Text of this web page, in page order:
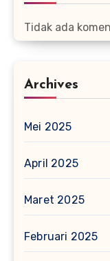
Tidak ada
Archives
Mei 2025
April 2025
Maret 2025
Februari 2025